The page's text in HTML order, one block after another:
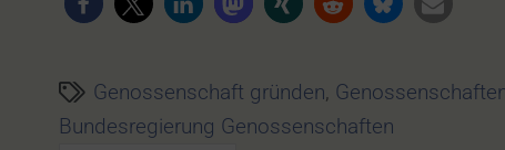
Genossenschaft gründen,
Bundesregierung Genossenschaften